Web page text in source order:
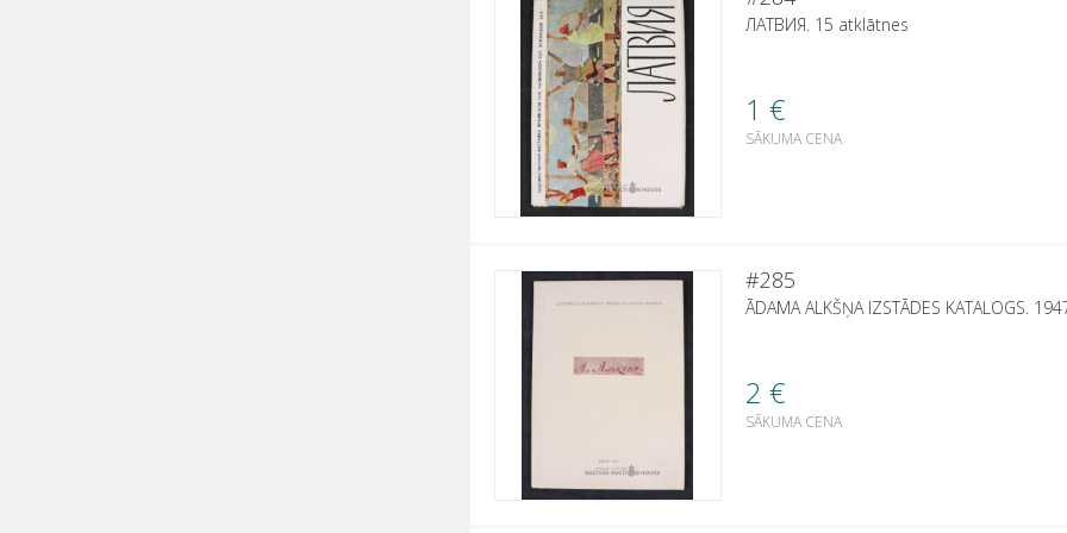
ЛАТВИЯ. 15 atklātnes
1 €
SĀKUMA CENA
#285
ĀDAMA ALKŠŅA IZSTĀDES KATALOGS.
2 €
SĀKUMA CENA